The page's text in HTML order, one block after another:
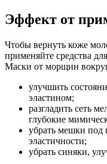
Эффект от
Чтобы вернуть коже
применяйте средства
Маски от морщин
улучшить
эластином;
разгладить сеть
глубокие
убрать мешки под
эластичности;
убрать синяки,